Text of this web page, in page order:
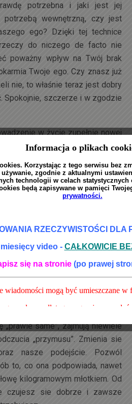
potrzebna i jaki jest jej
wewnętrzną, czy jest
ego? Dzięki tej technice
do niczego de facto nie
poważny wpływ na Twój brak
Twoje ego. Czy znasz już
nie, to właśnie teraz jest dobry
Spokojnie, szczerze i w zgodzie
w życie zupełnie nowej
oczywiście testowałem na
planu na dziś, zakończ dziś
Pozwól sobie na przejawienie
życiu, jeżeli poważnie myślisz o
przestać planować, a
spontaniczny sposób,
Jeżeli spotkasz moment, że
Na co mam teraz ochotę ?
„prawie same”, zajmują niewiele
„przymusu”. Zmienia sie
nasze podejście. Pozwól
to, co ona podpowiada, nawet
kilogramowym młotkiem. Od
czujesz sie dobrze i zawsze